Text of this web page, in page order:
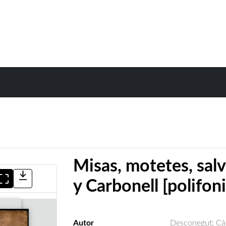
Misas, motetes,
y Carbonell
Autor Desconegut;